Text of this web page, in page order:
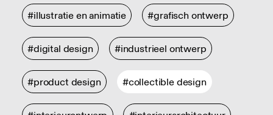
#illustratie en animatie #grafisch ontwerp
#digital design #industrieel ontwerp
#product design #collectible design